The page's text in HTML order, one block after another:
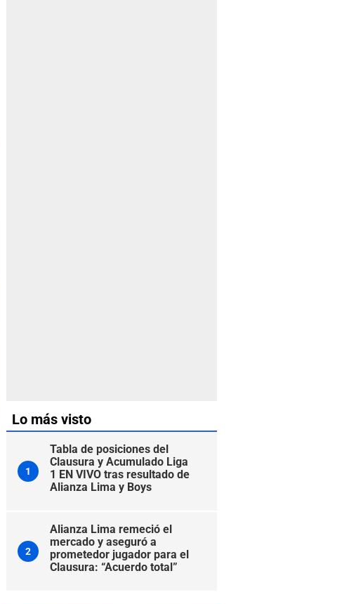
Lo más visto
1
Tabla de posiciones del
Clausura y Acumulado Liga
1 EN VIVO tras resultado de
Alianza Lima y Boys
2
Alianza Lima remeció el
mercado y aseguró a
prometedor jugador para el
Clausura: “Acuerdo total”